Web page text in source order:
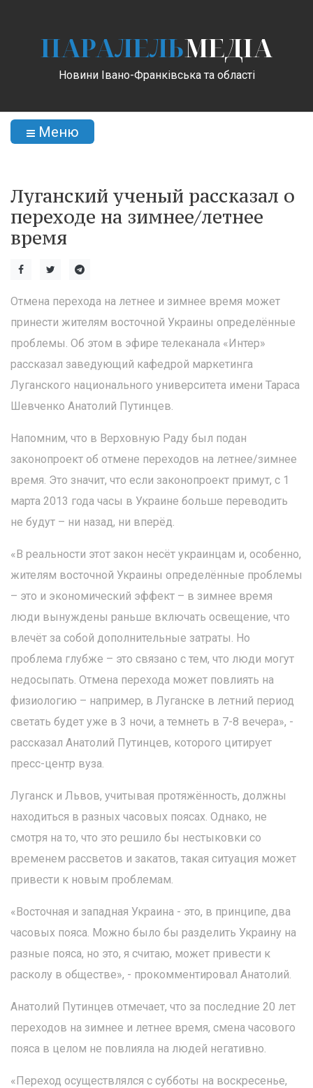
ПАРАЛЕЛЬМЕДІА
Новини Івано-Франківська та області
Меню
Луганский ученый рассказал о
переходе на зимнее/летнее
время
Отмена перехода на летнее и зимнее время может
принести жителям восточной Украины определённые
проблемы. Об этом в эфире телеканала «Интер»
рассказал заведующий кафедрой маркетинга
Луганского национального университета имени Тараса
Шевченко Анатолий Путинцев.
Напомним, что в Верховную Раду был подан
законопроект об отмене переходов на летнее/зимнее
время. Это значит, что если законопроект примут, с 1
марта 2013 года часы в Украине больше переводить
не будут – ни назад, ни вперёд.
«В реальности этот закон несёт украинцам и, особенно,
жителям восточной Украины определённые проблемы
– это и экономический эффект – в зимнее время
люди вынуждены раньше включать освещение, что
влечёт за собой дополнительные затраты. Но
проблема глубже – это связано с тем, что люди могут
недосыпать. Отмена перехода может повлиять на
физиологию – например, в Луганске в летний период
светать будет уже в 3 ночи, а темнеть в 7-8 вечера», -
рассказал Анатолий Путинцев, которого цитирует
пресс-центр вуза.
Луганск и Львов, учитывая протяжённость, должны
находиться в разных часовых поясах. Однако, не
смотря на то, что это решило бы нестыковки со
временем рассветов и закатов, такая ситуация может
привести к новым проблемам.
«Восточная и западная Украина - это, в принципе, два
часовых пояса. Можно было бы разделить Украину на
разные пояса, но это, я считаю, может привести к
расколу в обществе», - прокомментировал Анатолий.
Анатолий Путинцев отмечает, что за последние 20 лет
переходов на зимнее и летнее время, смена часового
пояса в целом не повлияла на людей негативно.
«Переход осуществлялся с субботы на воскресенье,